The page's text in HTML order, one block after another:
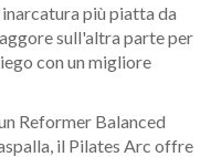
più piatta da
sull'altra parte per
con un migliore
Reformer Balanced
il Pilates Arc offre